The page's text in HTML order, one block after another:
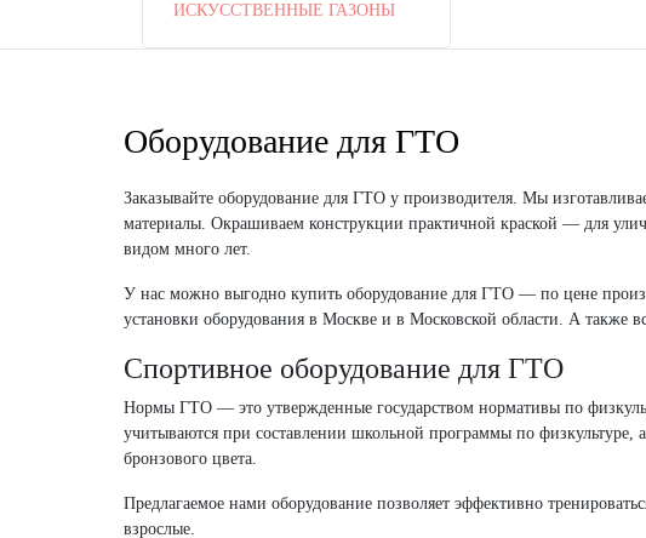
ИСКУССТВЕННЫЕ ГАЗОНЫ
Оборудование для ГТО
Заказывайте оборудование для ГТО у производителя. Мы
материалы. Окрашиваем конструкции практичной краской — для
видом много лет.
У нас можно выгодно купить оборудование для ГТО — по цене
установки оборудования в Москве и в Московской области. А также
Спортивное оборудование для ГТО
Нормы ГТО — это утвержденные государством нормативы по
учитываются при составлении школьной программы по физкультуре,
бронзового цвета.
Предлагаемое нами оборудование позволяет эффективно
взрослые.